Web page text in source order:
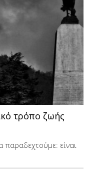
τρόπο ζωής
παραδεχτούμε: είναι